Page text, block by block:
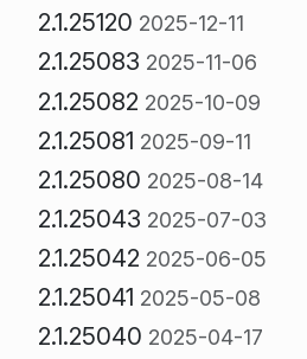
2.1.25120 2025-12-11
2.1.25083 2025-11-06
2.1.25082 2025-10-09
2.1.25081 2025-09-11
2.1.25080 2025-08-14
2.1.25043 2025-07-03
2.1.25042 2025-06-05
2.1.25041 2025-05-08
2.1.25040 2025-04-17